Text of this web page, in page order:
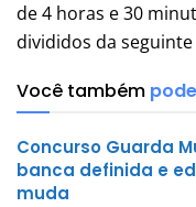
de 4 horas e 30
divididos da
Você também
Concurso Guarda
banca definida e
muda